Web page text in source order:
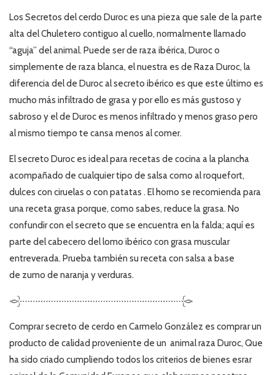
Los Secretos del cerdo Duroc es una pieza que sale de la parte
alta del Chuletero contiguo al cuello, normalmente llamado
“aguja” del animal. Puede ser de raza ibérica, Duroc o
simplemente de raza blanca, el nuestra es de Raza Duroc, la
diferencia del de Duroc al secreto ibérico es que este último es
mucho más infiltrado de grasa y por ello es más gustoso y
sabroso y el de Duroc es menos infiltrado y menos graso pero
al mismo tiempo te cansa menos al comer.
El secreto Duroc es ideal para recetas de cocina a la plancha
acompañado de cualquier tipo de salsa como al roquefort,
dulces con ciruelas o con patatas . El horno se recomienda para
una receta grasa porque, como sabes, reduce la grasa. No
confundir con el secreto que se encuentra en la falda; aquí es
parte del cabecero del lomo ibérico con grasa muscular
entreverada. Prueba también su receta con salsa a base
de zumo de naranja y verduras.
Comprar secreto de cerdo en Carmelo González es comprar un
producto de calidad proveniente de un animal raza Duroc, Que
ha sido criado cumpliendo todos los criterios de bienes esrar